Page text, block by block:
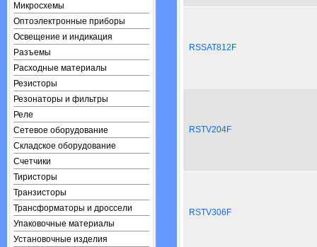
Микросхемы
Оптоэлектронные приборы
Освещение и индикация
Разъемы
Расходные материалы
Резисторы
Резонаторы и фильтры
Реле
Сетевое оборудование
Складское оборудование
Счетчики
Тиристоры
Транзисторы
Трансформаторы и дроссели
Упаковочные материалы
Установочные изделия
RSSAT812F
RSTV204F
RSTV306F